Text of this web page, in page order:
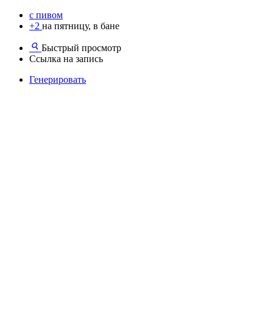
с пивом
+2 на пятницу, в бане
Быстрый просмотр
Ссылка на запись
Генерировать